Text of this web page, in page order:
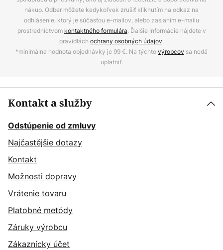
nákup. Odber môžete kedykoľvek zrušiť kliknutím na odkaz na
odhlásenie, ktorý je súčasťou e-mailov, alebo zaslaním e-mailu
prostredníctvom kontaktného formulára. Ďalšie informácie nájdete v
pravidlách ochrany osobných údajov.
*minimálna hodnota objednávky je 99 €. Na týchtovýrobcov sa nedá
uplatniť.
Kontakt a služby
Odstúpenie od zmluvy
Najčastějšie dotazy
Kontakt
Možnosti dopravy
Vrátenie tovaru
Platobné metódy
Záruky výrobcu
Zákaznícky účet